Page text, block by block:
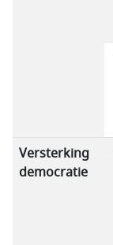
Versterking
democratie